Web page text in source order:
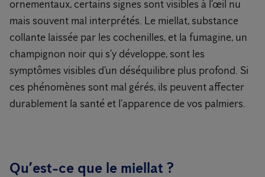
ornementaux, certains signes sont visibles à l’œil nu
mais souvent mal interprétés. Le miellat, substance
collante laissée par les cochenilles, et la fumagine, un
champignon noir qui s’y développe, sont les
symptômes visibles d’un déséquilibre plus profond. Si
ces phénomènes sont mal gérés, ils peuvent affecter
durablement la santé et l’apparence de vos palmiers.
Qu’est-ce que le miellat ?